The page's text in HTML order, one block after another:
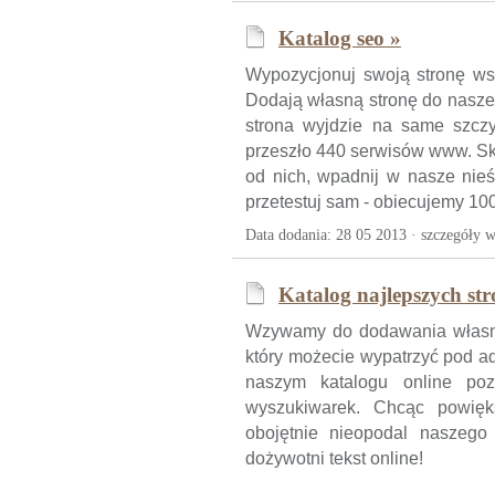
Katalog seo »
Wypozycjonuj swoją stronę
Dodają własną stronę do
strona wyjdzie na same
przeszło 440 serwisów www.
od nich, wpadnij w nasze
przetestuj sam - obiecujemy
Data dodania: 28 05 2013 · szczegóły
Katalog najlepszych
Wzywamy do dodawania
który możecie wypatrzyć pod
naszym katalogu online
wyszukiwarek. Chcąc
obojętnie nieopodal
dożywotni tekst online!